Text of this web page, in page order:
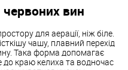
вин
для аерації, ніж біле.
чашу, плавний перехід
Така форма допомагає
краю келиха та водночас